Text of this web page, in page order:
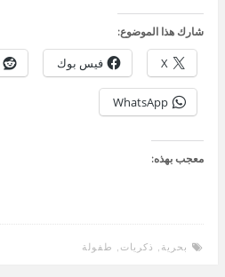
شارك هذا الموضوع:
X فيس بوك
WhatsApp
معجب بهذه:
بحرية ذكريات طفولة